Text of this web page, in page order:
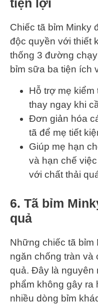
Chiếc tã bỉm Minky
độc quyền với thiết
thống 3 đường
bỉm sữa ba tiện ích
Hỗ trợ mẹ kiểm
thay ngay khi
Đơn giản hóa
tã để mẹ tiết
Giúp mẹ hạn
và hạn chế
với chất thải
6. Tã bỉm
quả
Những chiếc tã bỉm
ngăn chống tràn và
quả. Đây là nguyên
phẩm không gây
nhiều dòng bỉm